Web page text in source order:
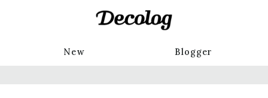
New Blogger